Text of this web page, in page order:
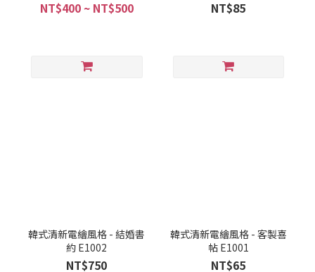
NT$400 ~ NT$500 NT$85
韓式清新電繪風格 - 結婚書
約 E1002
NT$750
韓式清新電繪風格 - 客製喜
帖 E1001
NT$65